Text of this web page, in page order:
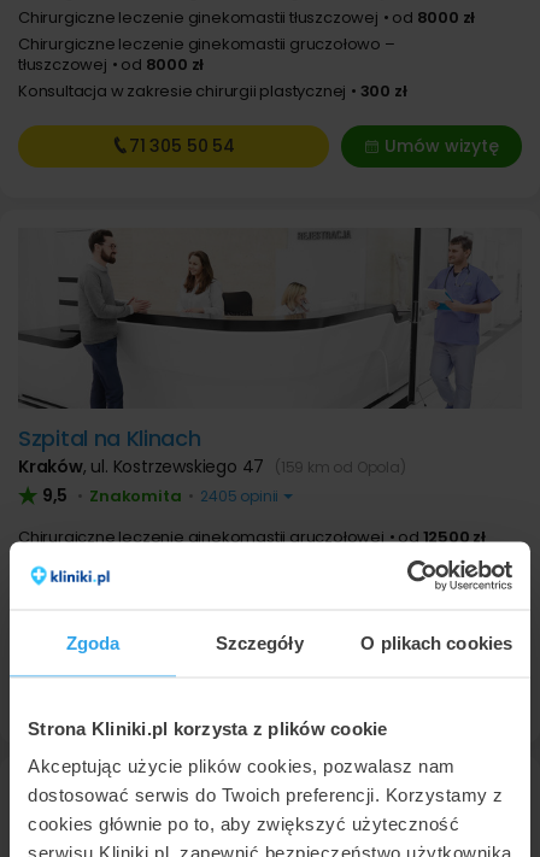
Zgoda Szczegóły O plikach cookies
Strona Kliniki.pl korzysta z plików cookie
Akceptując użycie plików cookies, pozwalasz nam
dostosować serwis do Twoich preferencji. Korzystamy z
cookies głównie po to, aby zwiększyć użyteczność
serwisu Kliniki.pl, zapewnić bezpieczeństwo użytkownika
Chirurgiczne leczenie ginekomastii tłuszczowej
od 8000 zł
Chirurgiczne leczenie ginekomastii gruczołowo –
tłuszczowej
od 8000 zł
Konsultacja w zakresie chirurgii plastycznej
300 zł
Umów wizytę
71 305 50 54
Szpital na Klinach
Kraków, ul. Kostrzewskiego 47 (159 km od Opola)
9,5 • Znakomita • 2405 opinii
Chirurgiczne leczenie ginekomastii gruczołowej od12500 zł
Chirurgiczne leczenie ginekomastii tłuszczowej
od12500 zł
Chirurgiczne leczenie ginekomastii gruczołowo –
Konsultacja w zakresie chirurgii plastycznej
od 330 zł